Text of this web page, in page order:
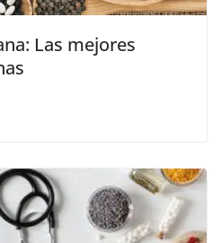
Las mejores